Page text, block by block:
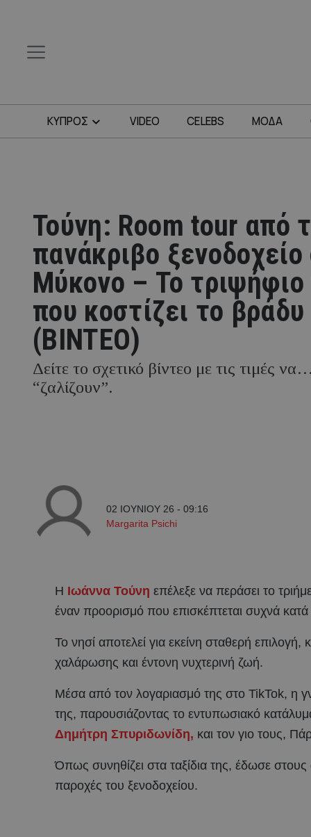
ΚΥΠΡΟΣ VIDEO CELEBS ΜΟΔΑ
Τούνη: Room tour από
πανάκριβο
Μύκονο – Το
που κοστίζει το βράδυ
(BINTEO)
Δείτε το σχετικό βίντεο με τις τιμές να…
“ζαλίζουν”.
02 ΙΟΥΝΙΟΥ 26 - 09:16
Margarita Psichi
Η Ιωάννα Τούνη επέλεξε να περάσει το
έναν προορισμό που επισκέπτεται συχνά κατά
Το νησί αποτελεί για εκείνη σταθερή
χαλάρωσης και έντονη νυχτερινή ζωή.
Μέσα από τον λογαριασμό της στο TikTok, η
της, παρουσιάζοντας το εντυπωσιακό
Δημήτρη Σπυριδωνίδη, και τον γιο τους,
Όπως συνηθίζει στα ταξίδια της, έδωσε
παροχές του ξενοδοχείου.